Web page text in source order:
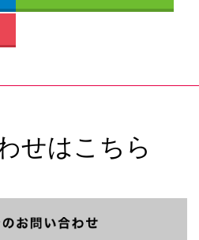
せはこちら